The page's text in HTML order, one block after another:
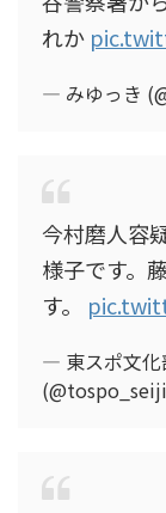
れか
— みゆっき
今村磨人容
様子です。
す。
— 東スポ文化